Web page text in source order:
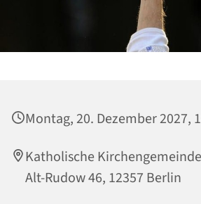
Montag, 20. Dezember 2027,
Katholische
Alt-Rudow 46, 12357 Berlin